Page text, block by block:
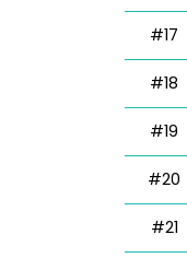
#17
#18
#19
#20
#21